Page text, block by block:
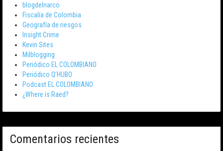
blogdelnarco
Fiscalía de Colombia
Geografía de riesgos
Insight Crime
Kevin Sites
Milblogging
Periódico EL COLOMBIANO
Periódico Q’HUBO
Podcast EL COLOMBIANO
¿Where is Raed?
Comentarios recientes